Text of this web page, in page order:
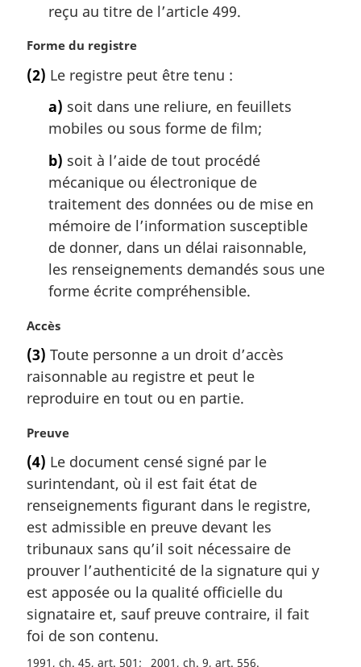
reçu au titre de l’article 499.
N
t
Forme du registre
(2) Le registre peut être tenu :
a) soit dans une reliure, en feuillets
mobiles ou sous forme de film;
b) soit à l’aide de tout procédé
mécanique ou électronique de
traitement des données ou de mise en
mémoire de l’information susceptible
de donner, dans un délai raisonnable,
les renseignements demandés sous une
forme écrite compréhensible.
N
t
e
m
r
i
n
a
e
:
Accès
(3) Toute personne a un droit d’accès
raisonnable au registre et peut le
reproduire en tout ou en partie.
N
t
e
m
a
g
i
n
a
l
e
:
Preuve
(4) Le document censé signé par le
surintendant, où il est fait état de
renseignements figurant dans le registre,
est admissible en preuve devant les
tribunaux sans qu’il soit nécessaire de
prouver l’authenticité de la signature qui y
est apposée ou la qualité officielle du
signataire et, sauf preuve contraire, il fait
foi de son contenu.
1991, ch. 45, art. 501 2001, ch. 9, art. 556